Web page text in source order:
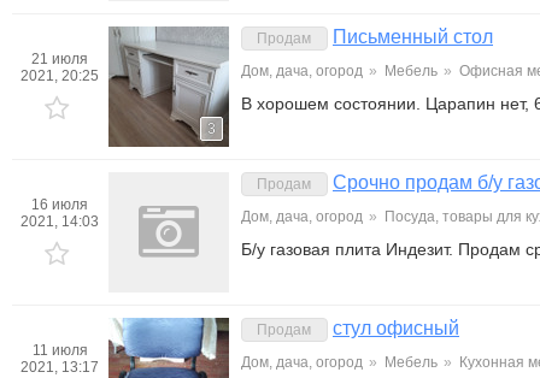
21 июля
2021, 20:25
3
Продам Письменный стол
Дом, дача, огород » Мебель » Офисная
В хорошем состоянии. Царапин нет,
16 июля
2021, 14:03
Продам Срочно продам б/у
Дом, дача, огород » Посуда, товары для
Б/у газовая плита Индезит. Продам
11 июля
2021, 13:17
Продам стул офисный
Дом, дача, огород » Мебель » Кухонная